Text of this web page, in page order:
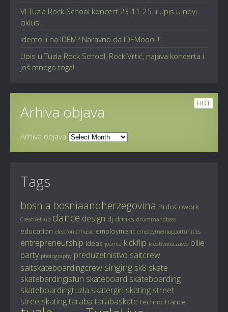
VI Tuzla Rock School koncert 23.11.25. i upis u novi
ciklus!
Idemo li na IDEM? Naravno da IDEMooo !!!
Upis u Tuzla Rock School, Rock Vrtić, najava koncerta i
još mnogo toga!
HOT
Arhiva objava
Arhiva objava
Tags
bosnia bosniaandherzegovina BrdoCowork
CreativeHub dance design dj drinks drummandbass
education electronicmusic employment employmentopportunities
entrepreneurship ideas joomla kickflip kreativnostzasve ollie
party photography preduzetnistvo saltcrew
saltskateboardingcrew singing sk8 skate
skatebardingisfun skateboard skateboarding
skateboardingtuzla skatergirl skating street
streetskatingtaraba tarabaskate techno trance